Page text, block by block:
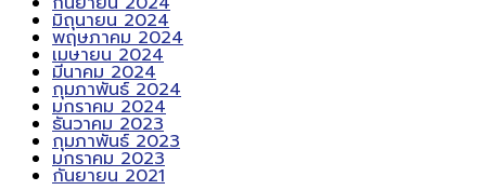
มิถุนายน 2024
พฤษภาคม 2024
เมษายน 2024
มีนาคม 2024
กุมภาพันธ์ 2024
มกราคม 2024
ธันวาคม 2023
กุมภาพันธ์ 2023
มกราคม 2023
กันยายน 2021